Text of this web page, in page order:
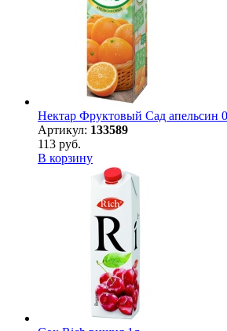
Нектар Фруктовый Сад апельсин
Артикул: 133589
113 руб.
В корзину